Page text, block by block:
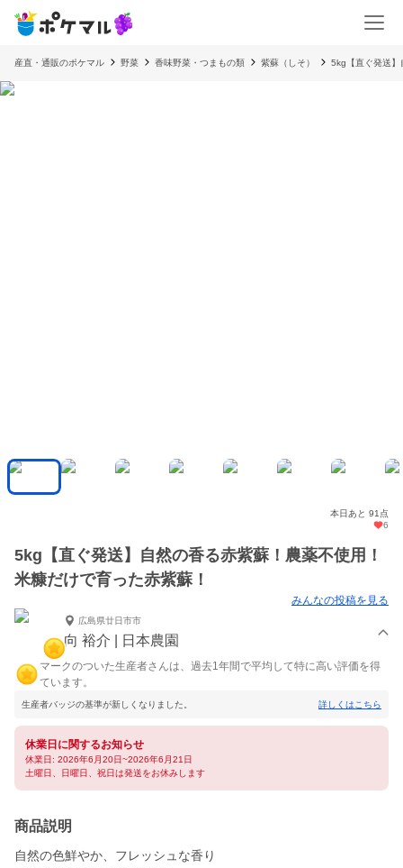
産直・通販のポケマル 野菜 香味野菜・つまもの類 紫蘇（しそ） 5kg【直ぐ発送】
本日あと 91点
6
5kg【直ぐ発送】自然の香る赤紫蘇！農薬不使用！
米糠だけで育った赤紫蘇！
みんなの投稿を見る
広島県廿日市市
向 裕介 | 日本農園
マークのついた生産者さんは、過去1年間で平均して特に高い評価を得
ています。
生産者バッジの基準が新しくなりました。 詳しくはこちら
休業日に関するお知らせ
休業日: 2026年6月20日~2026年6月21日
土曜日、日曜日、祝日は発送をお休みします
商品説明
自然の色鮮やか、フレッシュな香り